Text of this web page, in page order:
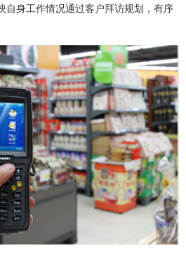
自身工作情况通过客户拜访规划，有序